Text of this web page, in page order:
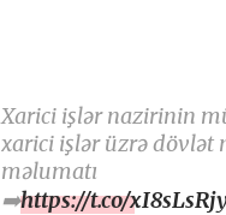
Xarici işlər nazirinin
xarici işlər üzrə dövlət
məlumatı
➡️https://t.co/